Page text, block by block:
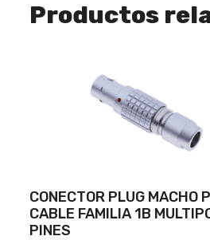
Productos
CONECTOR PLUG MACHO
CABLE FAMILIA 1B
PINES